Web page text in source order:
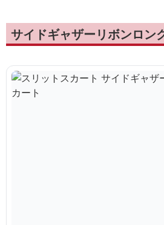
サイドギャザーリボンロン